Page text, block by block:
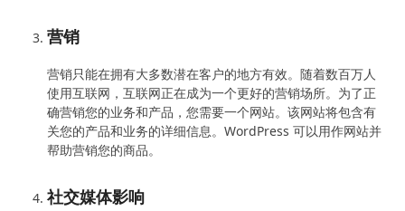
营销
营销只能在拥有大多数潜在客户的地方有效。随着数百万人
使用互联网，互联网正在成为一个更好的营销场所。为了正
确营销您的业务和产品，您需要一个网站。该网站将包含有
关您的产品和业务的详细信息。WordPress 可以用作网站并
帮助营销您的商品。
社交媒体影响